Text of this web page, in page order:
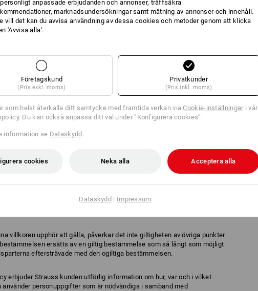
Apple Pay, Google Pay, kreditkort, Paypal, förskottsbetalning
Om kunden väljer sistnämnda betalningssätt förbehåller sig Strauss
Genom att lämna er beställning godkänner ni att fakturan skickas
via e-post) eller per post. Kundens betalning anses försenad om
från mottagning av fakturan eller likvärdigt betalningsschema. Vid
i enlighet med § 6 i räntelagen (1975:635). Tänk på att vi tar ut en
med betalningspåminnelse.
set förbehåller sig Strauss rätten att, vid återtagande av köpet, fakturera
som inte returnerats, vilka gällde vid beställningstillfället, för set som
rättsenligt och ansvarsfullt sätt. Mer information om detta hittar du i
under rubriken ”Hållbarhet”.
villkoren upphör att gälla, påverkar det inte giltigheten av övriga punkter
ersätts av en giltig bestämmelse som så långt som möjligt
eftersträvade med den ogiltiga bestämmelsen.
erbjuder Strauss kunden utförlig information om hur, var och i vilket
personuppgifter som är nödvändiga i samband med
anpassade erbjudanden och annonser, träffsäkra
marknadsundersökningar samt mätning av annonser och innehåll.
vill det kan du avvisa användning av dessa cookies och metoder genom att klicka
'Avvisa alla'.
Företagskund
(Pris exkl. moms)
Privatkunder
(Pris inkl. moms)
som helst återkalla ditt samtycke med framtida verkan viaCookie-inställningar i vår
Du kan också anpassa ditt val under ”Konfigurera cookies”.
information se Dataskydd.
cookies Neka alla Acceptera alla
Dataskydd | Impressum